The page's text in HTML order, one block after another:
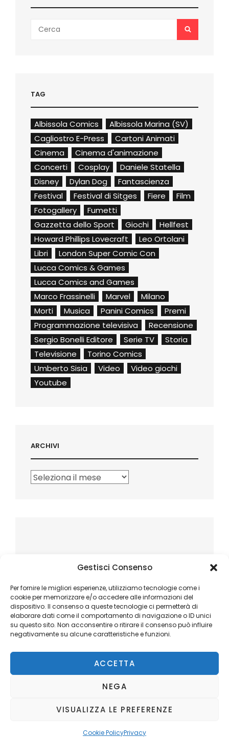
Gestisci Consenso
Per fornire le migliori esperienze, utilizziamo tecnologie come i
cookie per memorizzare e/o accedere alle informazioni del
dispositivo. Il consenso a queste tecnologie ci permetterà di
elaborare dati come il comportamento di navigazione o ID unici
su questo sito. Non acconsentire o ritirare il consenso può influire
negativamente su alcune caratteristiche e funzioni.
ACCETTA
NEGA
VISUALIZZA LE PREFERENZE
Cookie PolicyPrivacy
for:
SEARCH
TAG
Albissola Comics
Albissola Marina (SV)
Cagliostro E-Press
Cartoni Animati
Cinema
Cinema d'animazione
Concerti
Cosplay
Daniele Statella
Disney
Dylan Dog
Fantascienza
Festival
Festival di Sitges Fiere
Film
Fotogallery
Fumetti
Gazzetta dello Sport
Giochi
Hellfest
Howard Phillips Lovecraft
Leo Ortolani
Libri
London Super Comic Con
Lucca Comics & Games
Lucca Comics and Games
Marco Frassinelli
Marvel
Milano
Morti
Musica Panini Comics
Premi
Programmazione televisiva
Recensione
Sergio Bonelli Editore
Serie TV
Storia
Televisione
Torino Comics
Umberto Sisia
Video
Video giochi
Youtube
ARCHIVI
Archivi
Copyright © 2026Ilblogger.it. All Rights Reserved.
Catch Mag byCatch Themes